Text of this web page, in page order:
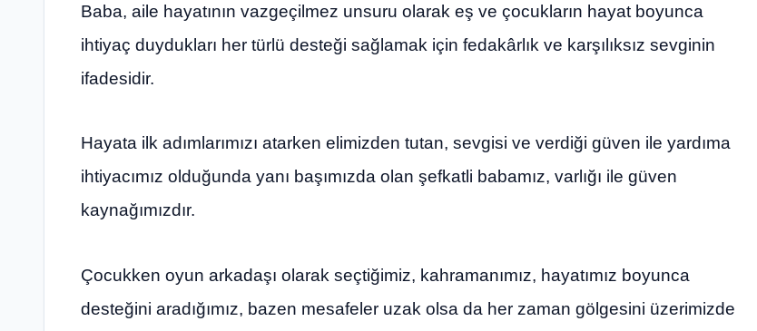
Baba, aile hayatının vazgeçilmez unsuru olarak eş ve çocukların hayat boyunca
ihtiyaç duydukları her türlü desteği sağlamak için fedakârlık ve karşılıksız sevginin
ifadesidir.
Hayata ilk adımlarımızı atarken elimizden tutan, sevgisi ve verdiği güven ile yardıma
ihtiyacımız olduğunda yanı başımızda olan şefkatli babamız, varlığı ile güven
kaynağımızdır.
Çocukken oyun arkadaşı olarak seçtiğimiz, kahramanımız, hayatımız boyunca
desteğini aradığımız, bazen mesafeler uzak olsa da her zaman gölgesini üzerimizde